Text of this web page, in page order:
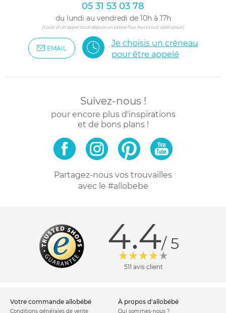
05 31 53 03 78
du lundi au vendredi de 10h à 17h
(Coût d'un appel local depuis un poste fixe, hors coût opérateur)
EMAIL
Je choisis un créneau
pour être appelé
Suivez-nous !
pour encore plus d'inspirations
et de bons plans !
Partagez-nous vos trouvailles
avec le #allobebe
4.4/ 5
511 avis client
votre commande allobébé
Conditions générales de vente
à propos d'allobébé
Qui sommes-nous ?